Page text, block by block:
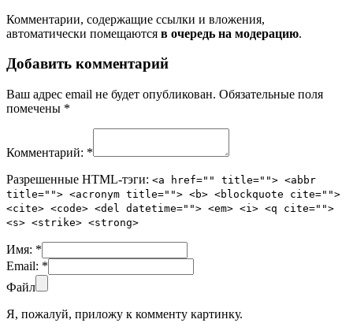
Комментарии, содержащие ссылки и вложения,
автоматически помещаются в очередь на модерацию.
Добавить комментарий
Ваш адрес email не будет опубликован. Обязательные поля
помечены *
Комментарий: *
Разрешенные HTML-тэги: <a href="" title=""> <abbr
title=""> <acronym title=""> <b> <blockquote cite="">
<cite> <code> <del datetime=""> <em> <i> <q cite="">
<s> <strike> <strong>
Имя: *
Email: *
Файл
Я, пожалуй, приложу к комменту картинку.